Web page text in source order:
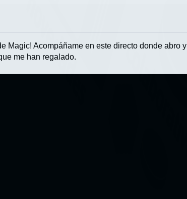
Magic! Acompáñame en este directo donde abro y
me han regalado.